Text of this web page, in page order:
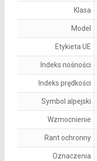
Klasa
Model
Etykieta UE
Indeks nośności
Indeks prędkości
Symbol alpejski
Wzmocnienie
Rant ochronny
Oznaczenia